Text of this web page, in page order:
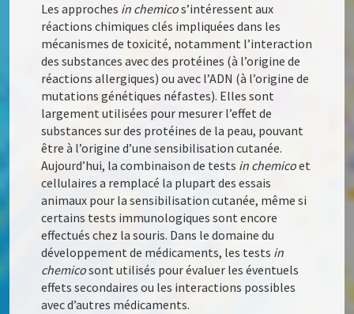
Les approches in chemicos’intéressent aux
réactions chimiques clés impliquées dans les
mécanismes de toxicité, notamment l’interaction
des substances avec des protéines (à l’origine de
réactions allergiques) ou avec l’ADN (à l’origine de
mutations génétiques néfastes). Elles sont
largement utilisées pour mesurer l’effet de
substances sur des protéines de la peau, pouvant
être à l’origine d’une sensibilisation cutanée.
Aujourd’hui, la combinaison de tests in chemicoet
cellulaires a remplacé la plupart des essais
animaux pour la sensibilisation cutanée, même si
certains tests immunologiques sont encore
effectués chez la souris. Dans le domaine du
développement de médicaments, les tests in
chemicosont utilisés pour évaluer les éventuels
effets secondaires ou les interactions possibles
avec d’autres médicaments.